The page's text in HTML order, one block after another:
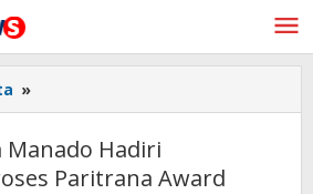
»
Walikota
Manado
Hadiri
Wawancara
Manado Hadiri
Paritrana Award